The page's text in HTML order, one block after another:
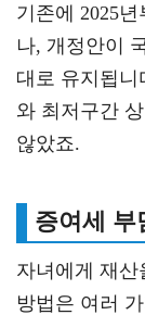
기존에 2025
나, 개정안이
대로 유지됩
와 최저구간
않았죠.
증여세 부
자녀에게 재
방법은 여러